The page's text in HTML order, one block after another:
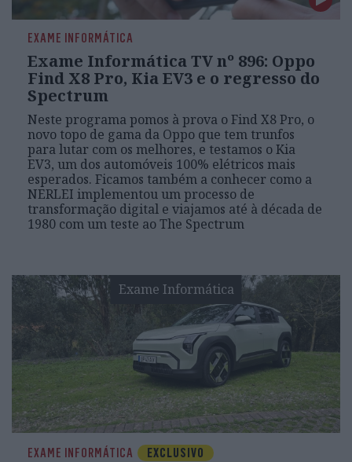
EXAME INFORMÁTICA
Exame Informática TV nº 896: Oppo
Find X8 Pro, Kia EV3 e o regresso do
Spectrum
Neste programa pomos à prova o Find X8 Pro, o
novo topo de gama da Oppo que tem trunfos
para lutar com os melhores, e testamos o Kia
EV3, um dos automóveis 100% elétricos mais
esperados. Ficamos também a conhecer como a
NERLEI implementou um processo de
transformação digital e viajamos até à década de
1980 com um teste ao The Spectrum
Exame Informática
EXAME INFORMÁTICA EXCLUSIVO